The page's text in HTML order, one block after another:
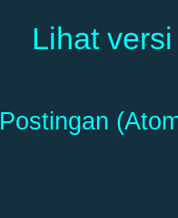
Lihat
Postingan